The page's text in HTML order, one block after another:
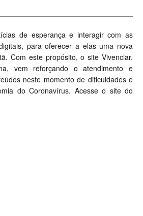
de esperança e interagir com as
para oferecer a elas uma nova
Com este propósito, o site Vivenciar.
vem reforçando o atendimento e
neste momento de dificuldades e
do Coronavírus. Acesse o site do